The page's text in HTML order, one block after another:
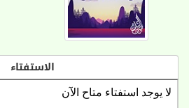
الاستفتاء